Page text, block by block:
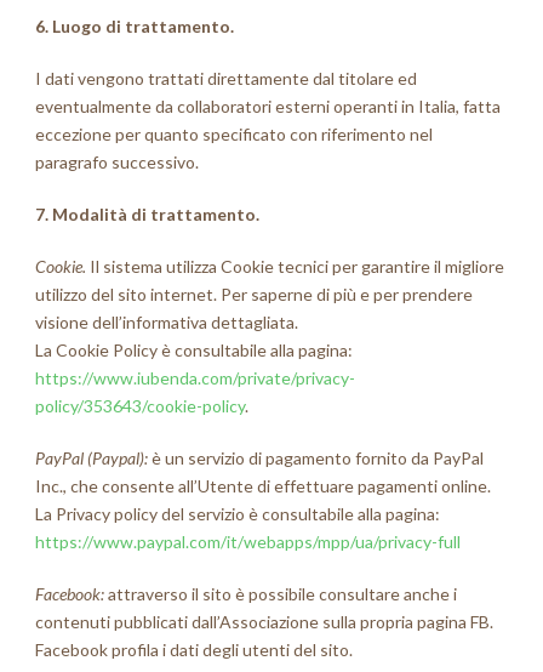
6. Luogo di trattamento.
I dati vengono trattati direttamente dal titolare ed
eventualmente da collaboratori esterni operanti in Italia, fatta
eccezione per quanto specificato con riferimento nel
paragrafo successivo.
7. Modalità di trattamento.
Cookie. Il sistema utilizza Cookie tecnici per garantire il migliore
utilizzo del sito internet. Per saperne di più e per prendere
visione dell’informativa dettagliata.
La Cookie Policy è consultabile alla pagina:
https://www.iubenda.com/private/privacy-
policy/353643/cookie-policy.
PayPal (Paypal):è un servizio di pagamento fornito da PayPal
Inc., che consente all’Utente di effettuare pagamenti online.
La Privacy policy del servizio è consultabile alla pagina:
https://www.paypal.com/it/webapps/mpp/ua/privacy-full
Facebook:attraverso il sito è possibile consultare anche i
contenuti pubblicati dall’Associazione sulla propria pagina FB.
Facebook profila i dati degli utenti del sito.